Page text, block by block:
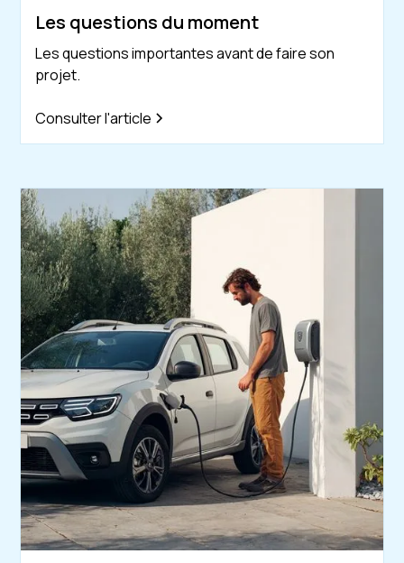
Les questions du moment
Les questions importantes avant de faire son
projet.
Consulter l'article